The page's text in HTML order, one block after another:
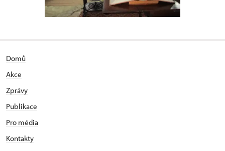
Domů
Akce
Zprávy
Publikace
Pro média
Kontakty